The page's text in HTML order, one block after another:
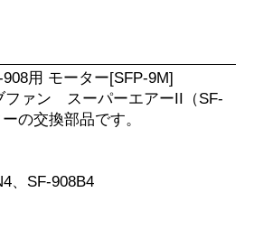
用 モーター[SFP-9M]
ファン スーパーエアーII（SF-
の交換部品です。
、SF-908B4